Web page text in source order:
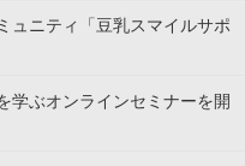
ュニティ「豆乳スマイルサポ
学ぶオンラインセミナーを開